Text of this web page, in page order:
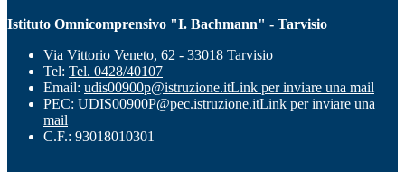
Istituto Omnicomprensivo "I. Bachmann" - Tarvisio
Via Vittorio Veneto, 62 - 33018 Tarvisio
Tel: Tel. 0428/40107
Email: udis00900p@istruzione.itLink per inviare una mail
PEC: UDIS00900P@pec.istruzione.itLink per inviare una
mail
C.F.: 93018010301